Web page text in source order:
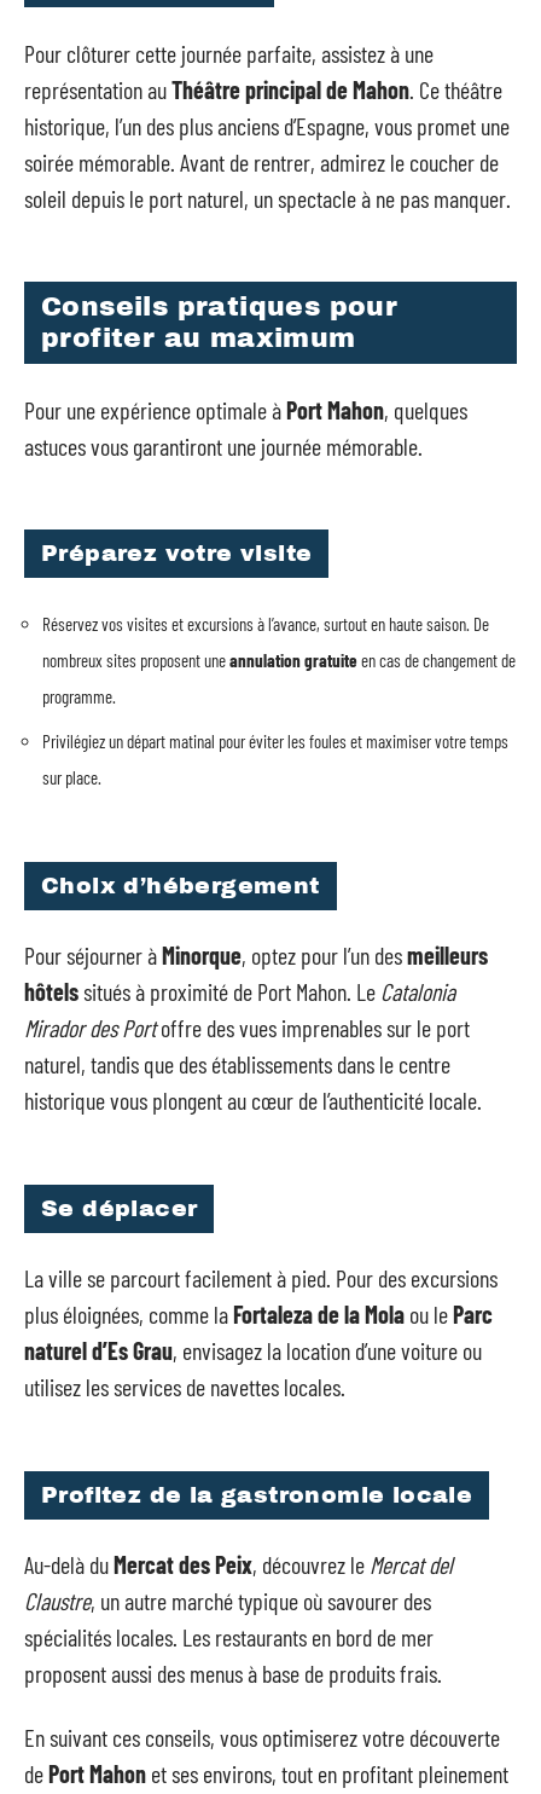
Pour clôturer cette journée parfaite, assistez à une
représentation auThéâtre principal de Mahon . Ce théâtre
historique, l’un des plus anciens d’Espagne, vous promet une
soirée mémorable. Avant de rentrer, admirez le coucher de
soleil depuis le port naturel, un spectacle à ne pas manquer.
Conseils pratiques pour
profiter au maximum
Pour une expérience optimale àPort Mahon, quelques
astuces vous garantiront une journée mémorable.
Préparez votre visite
Réservez vos visites et excursions à l’avance, surtout en haute saison. De
nombreux sites proposent uneannulation gratuiteen cas de changement de
programme.
Privilégiez un départ matinal pour éviter les foules et maximiser votre temps
sur place.
Choix d’hébergement
Pour séjourner àMinorque, optez pour l’un desmeilleurs
hôtelssitués à proximité de Port Mahon. Le Catalonia
Mirador des Portoffre des vues imprenables sur le port
naturel, tandis que des établissements dans le centre
historique vous plongent au cœur de l’authenticité locale.
Se déplacer
La ville se parcourt facilement à pied. Pour des excursions
plus éloignées, comme laFortaleza de la Mola ou leParc
naturel d’Es Grau, envisagez la location d’une voiture ou
utilisez les services de navettes locales.
Profitez de la gastronomie locale
Au-delà duMercat des Peix, découvrez le Mercat del
Claustre, un autre marché typique où savourer des
spécialités locales. Les restaurants en bord de mer
proposent aussi des menus à base de produits frais.
En suivant ces conseils, vous optimiserez votre découverte
dePort Mahon et ses environs, tout en profitant pleinement